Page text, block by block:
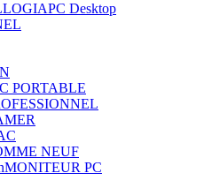
PC Desktop
PORTABLE
NEUF
MONITEUR PC